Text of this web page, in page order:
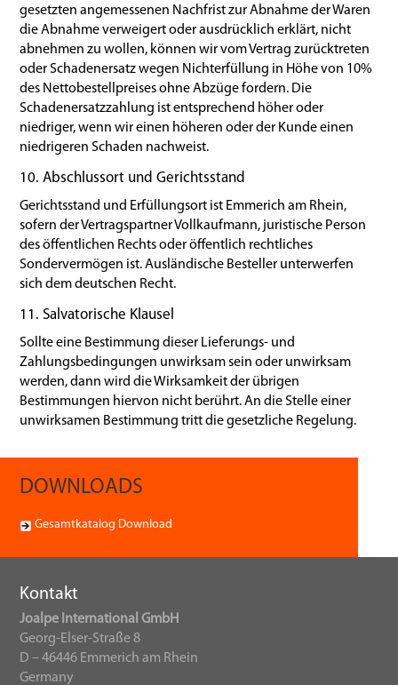
gesetzten angemessenen Nachfrist zur Abnahme der Waren
die Abnahme verweigert oder ausdrücklich erklärt, nicht
abnehmen zu wollen, können wir vom Vertrag zurücktreten
oder Schadenersatz wegen Nichterfüllung in Höhe von 10%
des Nettobestellpreises ohne Abzüge fordern. Die
Schadenersatzzahlung ist entsprechend höher oder
niedriger, wenn wir einen höheren oder der Kunde einen
niedrigeren Schaden nachweist.
10. Abschlussort und Gerichtsstand
Gerichtsstand und Erfüllungsort ist Emmerich am Rhein,
sofern der Vertragspartner Vollkaufmann, juristische Person
des öffentlichen Rechts oder öffentlich rechtliches
Sondervermögen ist. Ausländische Besteller unterwerfen
sich dem deutschen Recht.
11. Salvatorische Klausel
Sollte eine Bestimmung dieser Lieferungs- und
Zahlungsbedingungen unwirksam sein oder unwirksam
werden, dann wird die Wirksamkeit der übrigen
Bestimmungen hiervon nicht berührt. An die Stelle einer
unwirksamen Bestimmung tritt die gesetzliche Regelung.
DOWNLOADS
Gesamtkatalog Download
Kontakt
Joalpe International GmbH
Georg-Elser-Straße 8
D – 46446 Emmerich am Rhein
Germany